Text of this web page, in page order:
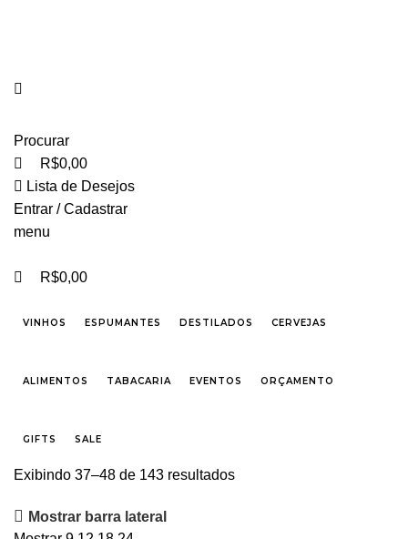
Procurar
R$0,00
Lista de Desejos
Entrar / Cadastrar
menu
R$0,00
VINHOS ESPUMANTES DESTILADOS CERVEJAS
ALIMENTOS TABACARIA EVENTOS ORÇAMENTO
GIFTS SALE
Exibindo 37–48 de 143 resultados
Mostrar barra lateral